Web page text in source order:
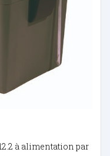
à alimentation par